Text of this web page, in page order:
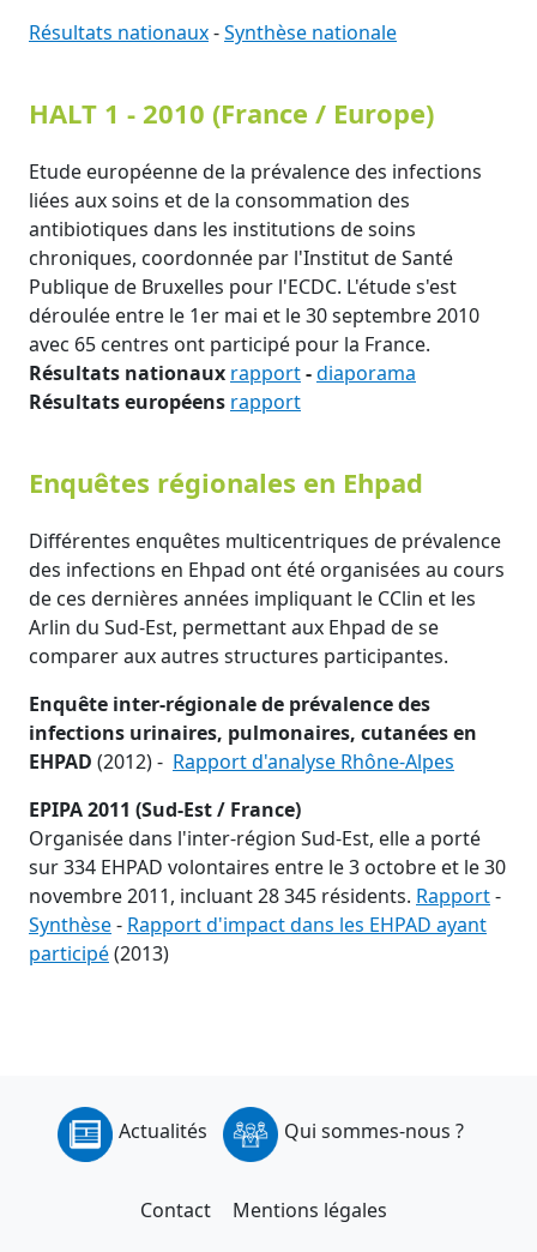
Résultats nationaux-Synthèse nationale
HALT 1 - 2010 (France / Europe)
Etude européenne de la prévalence des infections
liées aux soins et de la consommation des
antibiotiques dans les institutions de soins
chroniques, coordonnée par l'Institut de Santé
Publique de Bruxelles pour l'ECDC. L'étude s'est
déroulée entre le 1er mai et le 30 septembre 2010
avec 65 centres ont participé pour la France.
Résultats nationaux rapport-diaporama
Résultats européens rapport
Enquêtes régionales en Ehpad
Différentes enquêtes multicentriques de prévalence
des infections en Ehpad ont été organisées au cours
de ces dernières années impliquant le CClin et les
Arlin du Sud-Est, permettant aux Ehpad de se
comparer aux autres structures participantes.
Enquête inter-régionale de prévalence des
infections urinaires, pulmonaires, cutanées en
EHPAD (2012) - Rapport d'analyse Rhône-Alpes
EPIPA 2011 (Sud-Est / France)
Organisée dans l'inter-région Sud-Est, elle a porté
sur 334 EHPAD volontaires entre le 3 octobre et le 30
novembre 2011, incluant 28 345 résidents. Rapport-
Synthèse- Rapport d'impact dans les EHPAD ayant
participé(2013)
Actualités Qui sommes-nous ?
Contact Mentions légales